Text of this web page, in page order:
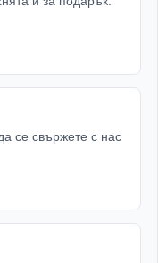
се свържете с нас